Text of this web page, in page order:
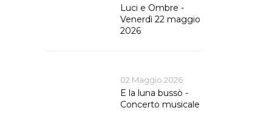
Luci e Ombre -
Venerdì 22 maggio
2026
02 Maggio 2026
E la luna bussò -
Concerto musicale